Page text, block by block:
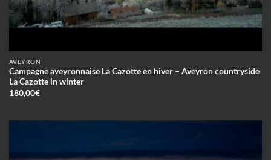
AVEYRON
Campagne aveyronnaise La Cazotte en hiver – Aveyron countryside
La Cazotte in winter
180,00€